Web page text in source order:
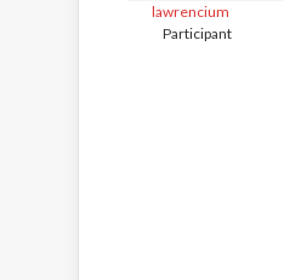
lawrencium
Participant